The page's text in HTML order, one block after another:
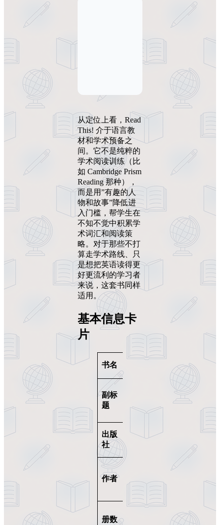
从定位上看，Read
This! 介于语言教
材和学术预备之
间。它不是纯粹的
学术阅读训练（比
如 Cambridge Prism
Reading 那种），
而是用”有趣的人
物和故事”降低进
入门槛，帮学生在
不知不觉中积累学
术词汇和阅读策
略。对于那些不打
算走学术路线、只
是想把英语读得更
好更流利的学习者
来说，这套书同样
适用。
基本信息卡
片
书名
Cambridge
副标
题
the Content
Areas
出版
社
Cambridge
University
作者
Daphne
Mackey
册数
4 级（Intro